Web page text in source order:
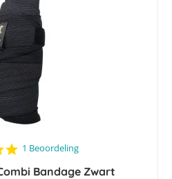
5.0
rating
1 Beoordeling
Bandage Zwart